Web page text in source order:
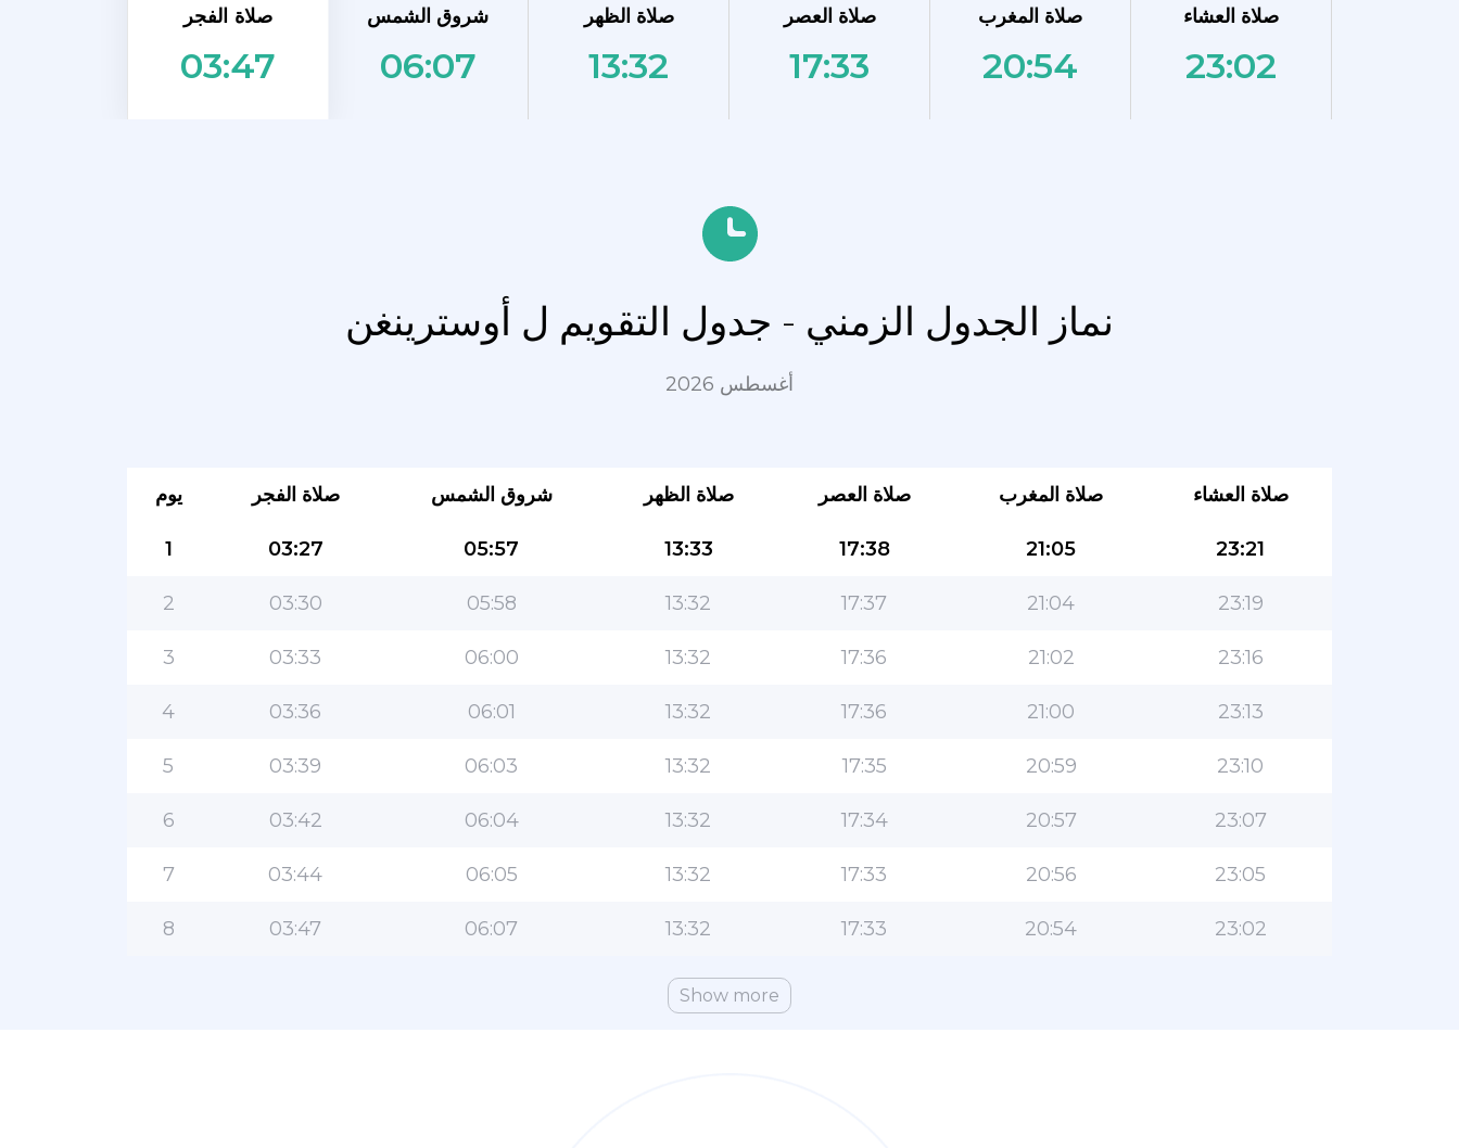
صلاة الفجر
03:47
شروق الشمس
06:07
صلاة الظهر
13:32
صلاة العصر
17:33
صلاة المغرب
20:54
صلاة العشاء
23:02
نماز الجدول الزمني - جدول التقويم ل أوسترينغن
أغسطس 2026
يوم صلاة الفجر شروق الشمس صلاة الظهر صلاة العصر صلاة المغرب صلاة العشاء
1 03:27 05:57 13:33 17:38 21:05 23:21
2 03:30 05:58 13:32 17:37 21:04 23:19
3 03:33 06:00 13:32 17:36 21:02 23:16
4 03:36 06:01 13:32 17:36 21:00 23:13
5 03:39 06:03 13:32 17:35 20:59 23:10
6 03:42 06:04 13:32 17:34 20:57 23:07
7 03:44 06:05 13:32 17:33 20:56 23:05
8 03:47 06:07 13:32 17:33 20:54 23:02
Show more
التطبيق الأكثر شعبية للمسلمين!
التطبيق الإسلامي الشهير لنمط الحياة ، مع ميزات سهلة